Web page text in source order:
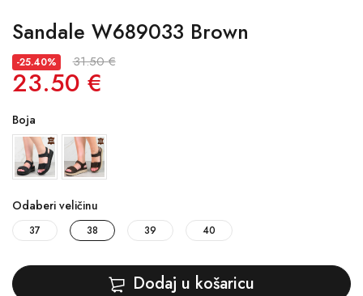
Sandale W689033 Brown
-25.40% 31.50 €
23.50 €
Boja
Odaberi veličinu
37 38 39 40
Dodaj u košaricu